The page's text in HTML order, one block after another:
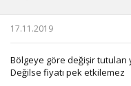
17.11.2019
Bölgeye göre değişir
Değilse fiyatı pek etkilemez